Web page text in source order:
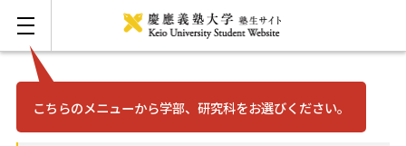
こちらのメニューから学部、研究科をお選びください。
お問い合わせ English